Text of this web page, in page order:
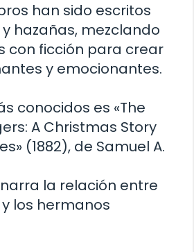
han sido escritos
hazañas, mezclando
con ficción para crear
y emocionantes.
conocidos es «The
A Christmas Story
(1882), de Samuel A.
la relación entre
los hermanos